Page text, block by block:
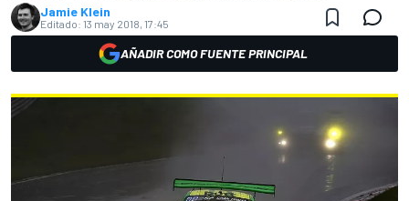
Jamie Klein
Editado: 13 may 2018, 17:45
AÑADIR COMO FUENTE PRINCIPAL